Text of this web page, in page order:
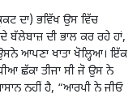
ਦਾ) ਭਵਿੱਖ ਉਸ ਵਿੱਚ
ਦੀ ਭਾਲ ਕਰ ਰਹੇ ਹਾਂ,
ਆਪਣਾ ਖਾਤਾ ਖੋਲ੍ਹਿਆ। ਇੱਕ
ਛੱਕਾ ਤੀਜਾ ਸੀ ਜੋ ਉਸ ਨੇ
ਨਹੀਂ ਹੈ, “ਆਰਪੀ ਨੇ ਜੀਓ